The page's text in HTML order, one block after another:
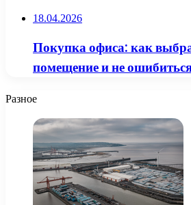
18.04.2026
Покупка офиса: как
помещение и не
Разное